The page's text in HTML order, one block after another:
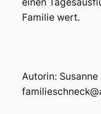
Familie wert.
Autorin: Susanne